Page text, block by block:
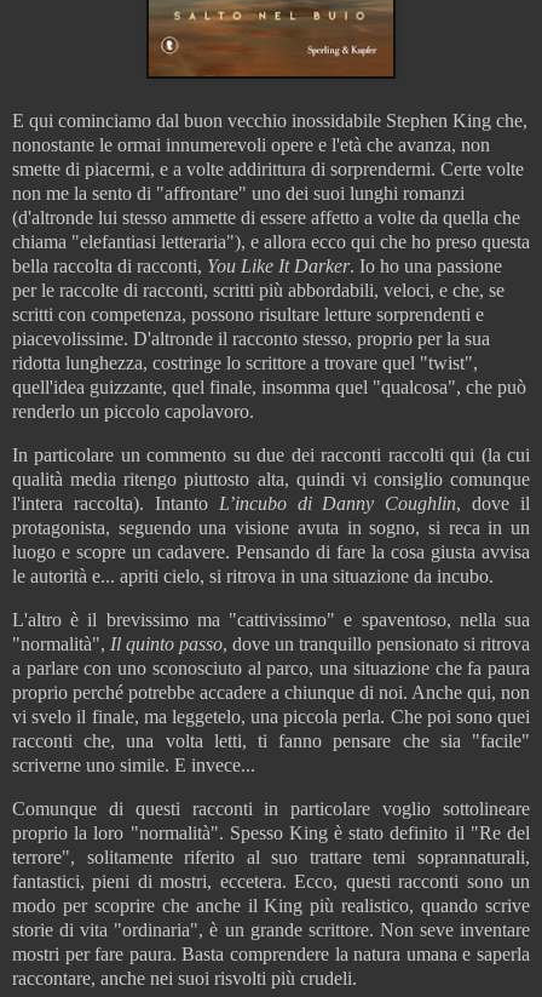
E qui cominciamo dal buon vecchio inossidabile Stephen King che,
nonostante le ormai innumerevoli opere e l'età che avanza, non
smette di piacermi, e a volte addirittura di sorprendermi. Certe volte
non me la sento di "affrontare" uno dei suoi lunghi romanzi
(d'altronde lui stesso ammette di essere affetto a volte da quella che
chiama "elefantiasi letteraria"), e allora ecco qui che ho preso questa
bella raccolta di racconti, You Like It Darker. Io ho una passione
per le raccolte di racconti, scritti più abbordabili, veloci, e che, se
scritti con competenza, possono risultare letture sorprendenti e
piacevolissime. D'altronde il racconto stesso, proprio per la sua
ridotta lunghezza, costringe lo scrittore a trovare quel "twist",
quell'idea guizzante, quel finale, insomma quel "qualcosa", che può
renderlo un piccolo capolavoro.
In particolare un commento su due dei racconti raccolti qui (la cui
qualità media ritengo piuttosto alta, quindi vi consiglio comunque
l'intera raccolta). Intanto L’incubo di Danny Coughlin, dove il
protagonista, seguendo una visione avuta in sogno, si reca in un
luogo e scopre un cadavere. Pensando di fare la cosa giusta avvisa
le autorità e... apriti cielo, si ritrova in una situazione da incubo.
L'altro è il brevissimo ma "cattivissimo" e spaventoso, nella sua
"normalità", Il quinto passo, dove un tranquillo pensionato si ritrova
a parlare con uno sconosciuto al parco, una situazione che fa paura
proprio perché potrebbe accadere a chiunque di noi. Anche qui, non
vi svelo il finale, ma leggetelo, una piccola perla. Che poi sono quei
racconti che, una volta letti, ti fanno pensare che sia "facile"
scriverne uno simile. E invece...
Comunque di questi racconti in particolare voglio sottolineare
proprio la loro "normalità". Spesso King è stato definito il "Re del
terrore", solitamente riferito al suo trattare temi soprannaturali,
fantastici, pieni di mostri, eccetera. Ecco, questi racconti sono un
modo per scoprire che anche il King più realistico, quando scrive
storie di vita "ordinaria", è un grande scrittore. Non seve inventare
mostri per fare paura. Basta comprendere la natura umana e saperla
raccontare, anche nei suoi risvolti più crudeli.